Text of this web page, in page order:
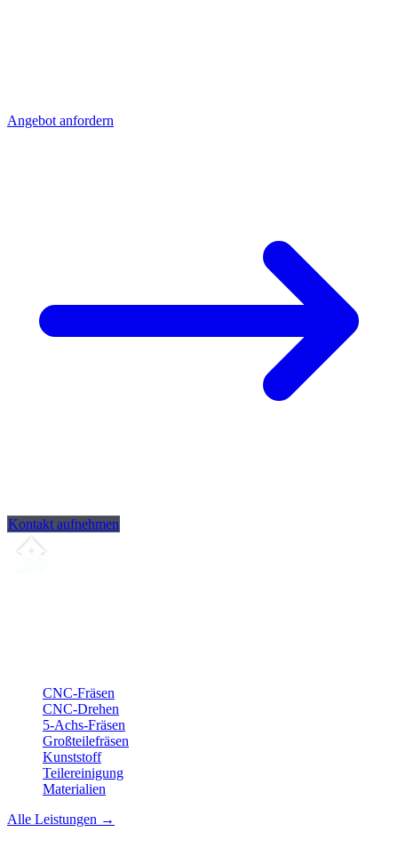
Angebot anfordern
Kontakt aufnehmen
CNC-Fräsen
CNC-Drehen
5-Achs-Fräsen
Großteilefräsen
Kunststoff
Teilereinigung
Materialien
Alle Leistungen →